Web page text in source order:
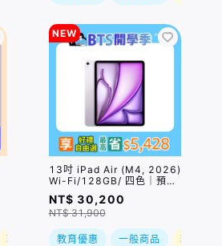
現折
NEW
13吋 iPad Air (M4, 2026)
Wi-Fi/128GB/ 四色｜預
購，到貨後依訂單順序出貨
NT$ 30,200
NT$ 31,900
教育優惠 一般商品 現折